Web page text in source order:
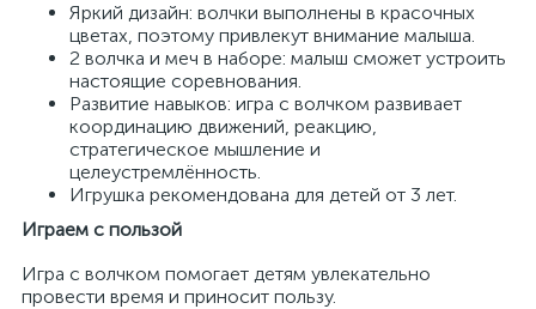
Яркий дизайн: волчки выполнены в красочных
цветах, поэтому привлекут внимание малыша.
2 волчка и меч в наборе: малыш сможет устроить
настоящие соревнования.
Развитие навыков: игра с волчком развивает
координацию движений, реакцию,
стратегическое мышление и
целеустремлённость.
Игрушка рекомендована для детей от 3 лет.
Играем с пользой
Игра с волчком помогает детям увлекательно
провести время и приносит пользу.